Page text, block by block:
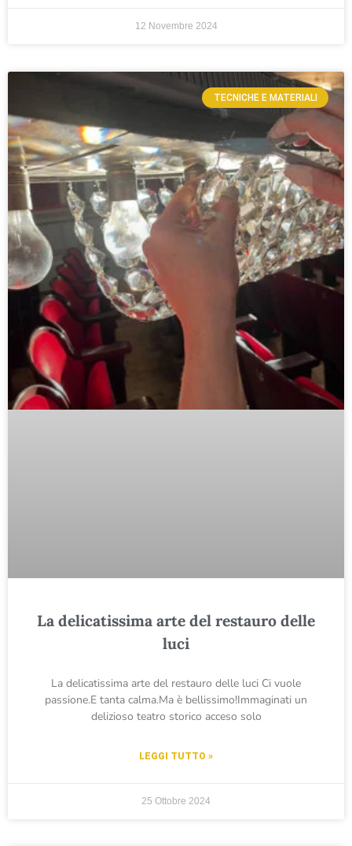
12 Novembre 2024
TECNICHE E MATERIALI
La delicatissima arte del restauro delle
luci
La delicatissima arte del restauro delle luci Ci vuole
passione.E tanta calma.Ma è bellissimo!Immaginati un
delizioso teatro storico acceso solo
LEGGI TUTTO »
25 Ottobre 2024